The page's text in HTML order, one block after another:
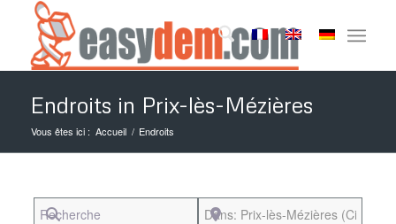
Endroits in Prix-lès-Mézières
Vous êtes ici : Accueil / Endroits
Recherche Près de